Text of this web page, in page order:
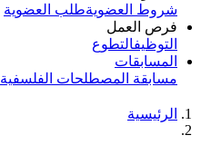
شروط العضويةطلب العضوية
فرص العمل
التوظيفالتطوع
المسابقات
مسابقة المصطلحات الفلسفية
الرئيسية